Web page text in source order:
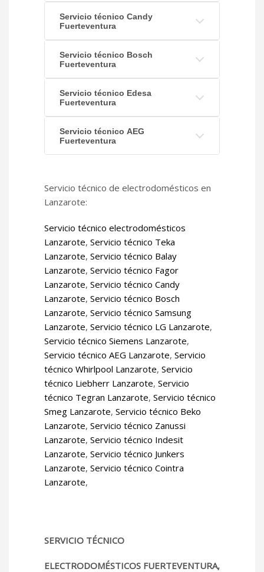
Servicio técnico Candy
Fuerteventura
Servicio técnico Bosch
Fuerteventura
Servicio técnico Edesa
Fuerteventura
Servicio técnico AEG
Fuerteventura
Servicio técnico de electrodomésticos en
Lanzarote:
Servicio técnico electrodomésticos
Lanzarote, Servicio técnico Teka
Lanzarote, Servicio técnico Balay
Lanzarote, Servicio técnico Fagor
Lanzarote, Servicio técnico Candy
Lanzarote, Servicio técnico Bosch
Lanzarote, Servicio técnico Samsung
Lanzarote, Servicio técnico LG Lanzarote,
Servicio técnico Siemens Lanzarote,
Servicio técnico AEG Lanzarote, Servicio
técnico Whirlpool Lanzarote, Servicio
técnico Liebherr Lanzarote, Servicio
técnico Tegran Lanzarote, Servicio técnico
Smeg Lanzarote, Servicio técnico Beko
Lanzarote, Servicio técnico Zanussi
Lanzarote, Servicio técnico Indesit
Lanzarote, Servicio técnico Junkers
Lanzarote, Servicio técnico Cointra
Lanzarote,
SERVICIO TÉCNICO
ELECTRODOMÉSTICOS FUERTEVENTURA,